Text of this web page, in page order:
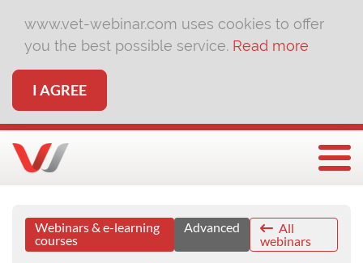
www.vet-webinar.com uses cookies to offer
you the best possible service. Read more
I AGREE
Webinars & e-learning
courses
Advanced
All
webinars